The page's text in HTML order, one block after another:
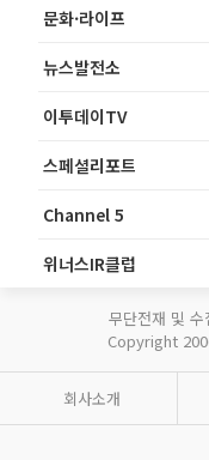
문화·라이프
뉴스발전소
이투데이TV
스페셜리포트
Channel 5
위너스IR클럽
무단전재 및
Copyright
회사소개